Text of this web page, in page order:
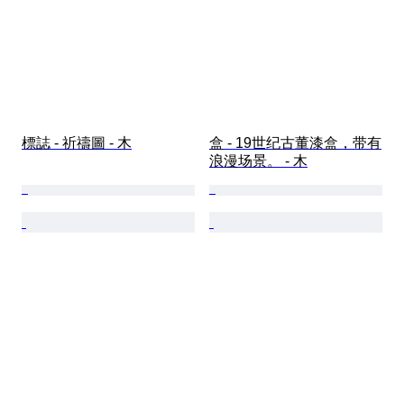
標誌 - 祈禱圖 - 木
盒 - 19世纪古董漆盒，带有
浪漫场景。 - 木